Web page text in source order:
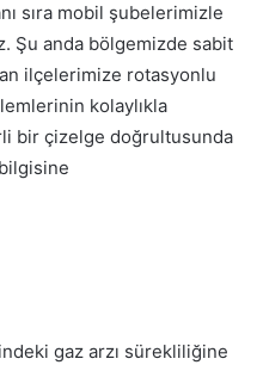
sıra mobil şubelerimizle
Şu anda bölgemizde sabit
ilçelerimize rotasyonlu
kolaylıkla
bir çizelge doğrultusunda
gaz arzı sürekliliğine